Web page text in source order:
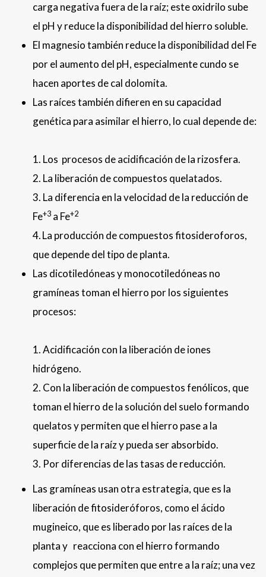
carga negativa fuera de la raíz; este oxidrilo sube
el pH y reduce la disponibilidad del hierro soluble.
El magnesio también reduce la disponibilidad del Fe
por el aumento del pH, especialmente cundo se
hacen aportes de cal dolomita.
Las raíces también difieren en su capacidad
genética para asimilar el hierro, lo cual depende de:
1. Los procesos de acidificación de la rizosfera.
2. La liberación de compuestos quelatados.
3. La diferencia en la velocidad de la reducción de
Fe+3 a Fe+2
4.La producción de compuestos fitosideroforos,
que depende del tipo de planta.
Las dicotiledóneas y monocotiledóneas no
gramíneas toman el hierro por los siguientes
procesos:
1. Acidificación con la liberación de iones
hidrógeno.
2. Con la liberación de compuestos fenólicos, que
toman el hierro de la solución del suelo formando
quelatos y permiten que el hierro pase a la
superficie de la raíz y pueda ser absorbido.
3. Por diferencias de las tasas de reducción.
Las gramíneas usan otra estrategia, que es la
liberación de fitosideróforos, como el ácido
mugineico, que es liberado por las raíces de la
planta y reacciona con el hierro formando
complejos que permiten que entre a la raíz; una vez